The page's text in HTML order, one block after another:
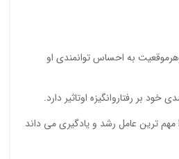
به احساس توانمندی او
خود بر رفتاروانگیزه اوتاثیر دارد.
مهم ترین عامل رشد و یادگیری می داند